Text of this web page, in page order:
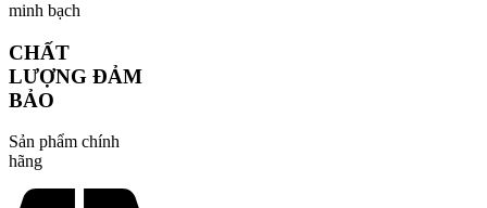
minh bạch
CHẤT
LƯỢNG ĐẢM
BẢO
Sản phẩm chính
hãng